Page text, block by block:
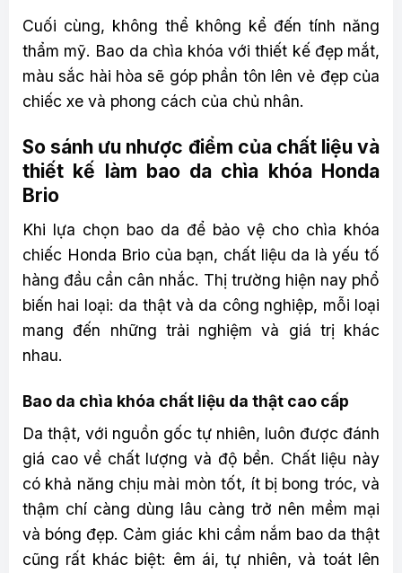
Cuối cùng, không thể không kể đến tính năng
thẩm mỹ. Bao da chìa khóa với thiết kế đẹp mắt,
màu sắc hài hòa sẽ góp phần tôn lên vẻ đẹp của
chiếc xe và phong cách của chủ nhân.
So sánh ưu nhược điểm của chất liệu và
thiết kế làm bao da chìa khóa Honda
Brio
Khi lựa chọn bao da để bảo vệ cho chìa khóa
chiếc Honda Brio của bạn, chất liệu da là yếu tố
hàng đầu cần cân nhắc. Thị trường hiện nay phổ
biến hai loại: da thật và da công nghiệp, mỗi loại
mang đến những trải nghiệm và giá trị khác
nhau.
Bao da chìa khóa chất liệu da thật cao cấp
Da thật, với nguồn gốc tự nhiên, luôn được đánh
giá cao về chất lượng và độ bền. Chất liệu này
có khả năng chịu mài mòn tốt, ít bị bong tróc, và
thậm chí càng dùng lâu càng trở nên mềm mại
và bóng đẹp. Cảm giác khi cầm nắm bao da thật
cũng rất khác biệt: êm ái, tự nhiên, và toát lên